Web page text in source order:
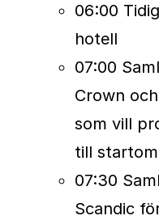
för att
ställs för att
löparna
ikoniska
över Sydney
målgång vid
Operahuset.
06:00
hotell
07:00
Crown
som vill
till
07:30
Scandic